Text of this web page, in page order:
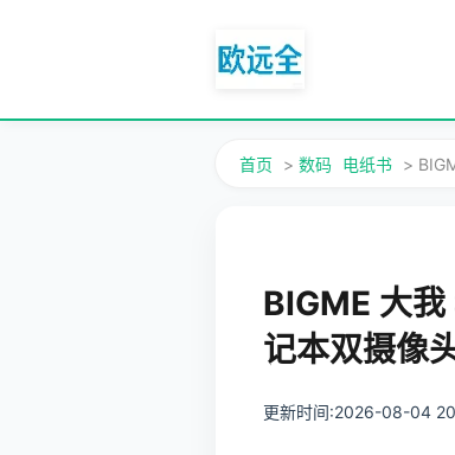
首页 > 数码 电纸书 >
BIGME 大
记本双摄像
更新时间:2026-08-04